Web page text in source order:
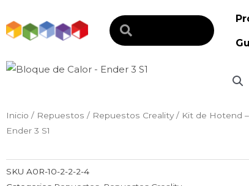
al
contenido
Inicio / Repuestos / Repuestos Creality/ Kit de Hotend –
Ender 3 S1
SKU A0R-10-2-2-2-4